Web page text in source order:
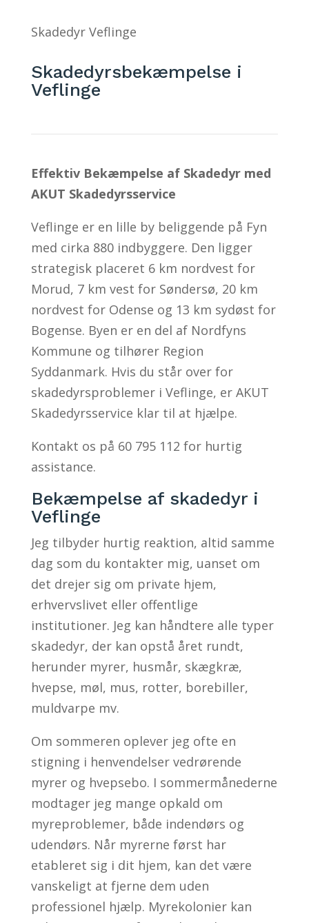
Skadedyr Veflinge
Skadedyrsbekæmpelse i
Veflinge
Effektiv Bekæmpelse af Skadedyr med
AKUT Skadedyrsservice
Veflinge er en lille by beliggende på Fyn
med cirka 880 indbyggere. Den ligger
strategisk placeret 6 km nordvest for
Morud, 7 km vest for Søndersø, 20 km
nordvest for Odense og 13 km sydøst for
Bogense. Byen er en del af Nordfyns
Kommune og tilhører Region
Syddanmark. Hvis du står over for
skadedyrsproblemer i Veflinge, er AKUT
Skadedyrsservice klar til at hjælpe.
Kontakt os på 60 795 112 for hurtig
assistance.
Bekæmpelse af skadedyr i
Veflinge
Jeg tilbyder hurtig reaktion, altid samme
dag som du kontakter mig, uanset om
det drejer sig om private hjem,
erhvervslivet eller offentlige
institutioner. Jeg kan håndtere alle typer
skadedyr, der kan opstå året rundt,
herunder myrer, husmår, skægkræ,
hvepse, møl, mus, rotter, borebiller,
muldvarpe mv.
Om sommeren oplever jeg ofte en
stigning i henvendelser vedrørende
myrer og hvepsebo. I sommermånederne
modtager jeg mange opkald om
myreproblemer, både indendørs og
udendørs. Når myrerne først har
etableret sig i dit hjem, kan det være
vanskeligt at fjerne dem uden
professionel hjælp. Myrekolonier kan